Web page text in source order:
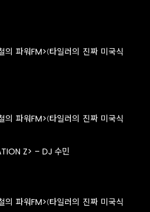
파워FM>(타일러의 진짜 미국식
파워FM>(타일러의 진짜 미국식
Z> – DJ 수민
파워FM>(타일러의 진짜 미국식